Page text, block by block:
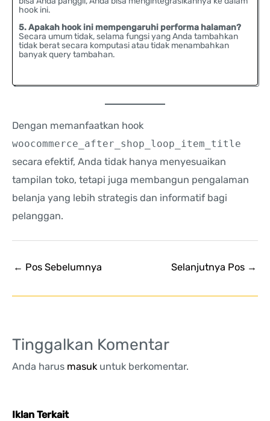
hook ini.
5. Apakah hook ini mempengaruhi performa halaman?
Secara umum tidak, selama fungsi yang Anda tambahkan
tidak berat secara komputasi atau tidak menambahkan
banyak query tambahan.
Dengan memanfaatkan hook
woocommerce_after_shop_loop_item_title
secara efektif, Anda tidak hanya menyesuaikan
tampilan toko, tetapi juga membangun pengalaman
belanja yang lebih strategis dan informatif bagi
pelanggan.
← Pos Sebelumnya Selanjutnya Pos →
Tinggalkan Komentar
Anda harus masukuntuk berkomentar.
Iklan Terkait